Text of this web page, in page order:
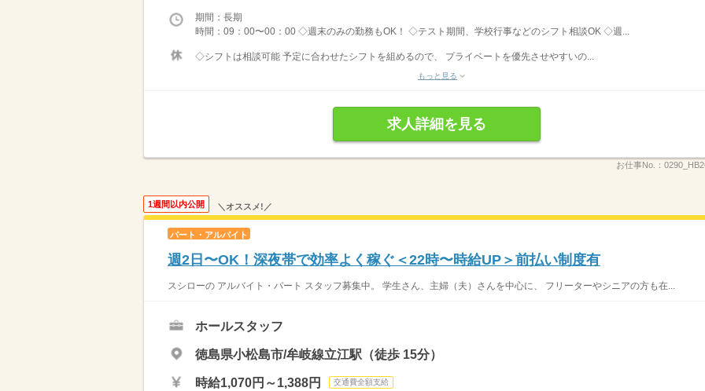
期間：長期
時間：09：00〜00：00 ◇週末のみの勤務もOK！ ◇テスト期間、学校行事などのシフト相談OK ◇週...
◇シフトは相談可能 予定に合わせたシフトを組めるので、 プライベートを優先させやすいの...
もっと見る
求人詳細を見る
お仕事No.：
1週間以内公開 ＼オススメ!／
パート・アルバイト
週2日〜OK！深夜帯で効率よく稼ぐ＜22時〜時給UP＞前払い制度有
スシローの アルバイト・パート スタッフ募集中。 学生さん、主婦（夫）さんを中心に、 フリーターやシニアの方も在...
ホールスタッフ
徳島県小松島市/牟岐線立江駅（徒歩 15分）
時給1,070円～1,388円 交通費全額支給